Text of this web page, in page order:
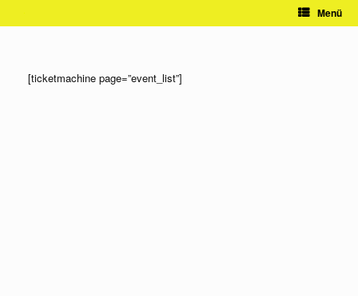
Menü
[ticketmachine page=”event_list”]